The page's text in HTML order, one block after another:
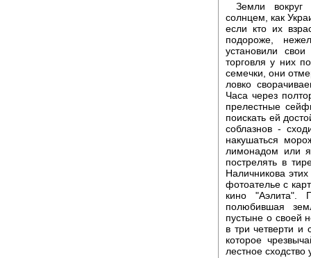
Земли
солнцем, как
если кто их
подороже,
установили
торговля у них
семечки, они
ловко
Часа через
прелестные
поискать ей
соблазнов -
накушаться
лимонадом или
пострелять в
Наличникова
фотоателье с
кино "Аэлита".
полюбившая
пустыне о своей
в три четверти
которое
лестное сходство